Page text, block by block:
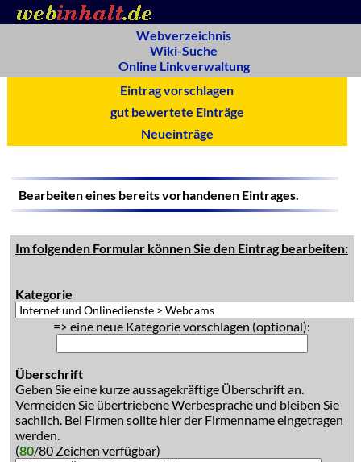
Webverzeichnis
Wiki-Suche
Online Linkverwaltung
Eintrag vorschlagen
gut bewertete Einträge
Neueinträge
Bearbeiten eines bereits vorhandenen Eintrages.
Im folgenden Formular können Sie den Eintrag bearbeiten:
Kategorie
=> eine neue Kategorie vorschlagen (optional):
Überschrift
Geben Sie eine kurze aussagekräftige Überschrift an.
Vermeiden Sie übertriebene Werbesprache und bleiben Sie
sachlich. Bei Firmen sollte hier der Firmenname eingetragen
werden.
(80/80 Zeichen verfügbar)